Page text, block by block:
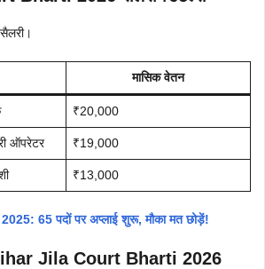
मासिक वेतन
₹20,000
ऑपरेटर ₹19,000
₹13,000
2025: 65 पदों पर अप्लाई शुरू, मौका मत छोड़ें!
Jila Court Bharti 2026